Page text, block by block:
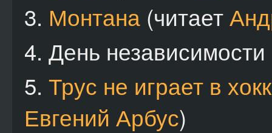
3. Монтана (читает
4. День независимости
5. Трус не играет в
Евгений Арбус)